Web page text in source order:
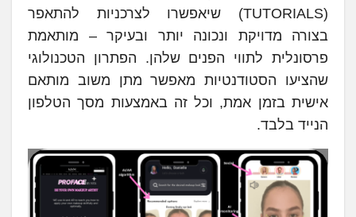
(TUTORIALS) שיאפשרו לצרכניות להתאפר
בצורה מדויקת ונכונה יותר ובעיקר – מותאמת
פרסונלית לתווי הפנים שלהן. הפתרון הטכנולוגי
שהציעו הסטודנטיות מאפשר מתן משוב מותאם
אישית בזמן אמת, וכל זה באמצעות מסך הטלפון
הנייד בלבד.